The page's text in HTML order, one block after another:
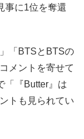
事に1位を奪還
「BTSとBTSの
メントを寄せて
「『Butter』は
トも見られてい